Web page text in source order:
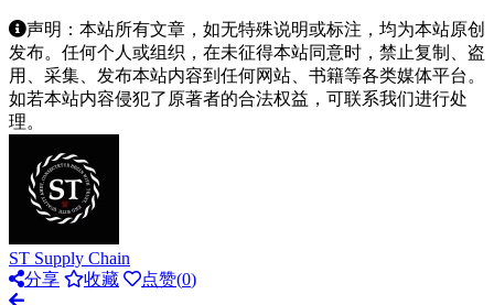
声明：本站所有文章，如无特殊说明或标注，均为本站原创
发布。任何个人或组织，在未征得本站同意时，禁止复制、盗
用、采集、发布本站内容到任何网站、书籍等各类媒体平台。
如若本站内容侵犯了原著者的合法权益，可联系我们进行处
理。
ST Supply Chain
分享
收藏 点赞(0)